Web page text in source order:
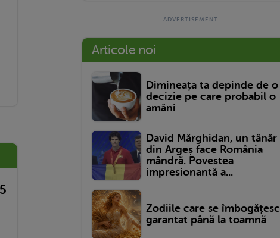
Articole noi
Dimineața ta depinde de o
decizie pe care probabil o
amâni
David Mărghidan, un tânăr
din Argeș face România
mândră. Povestea
impresionantă a...
Zodiile care se îmbogățesc
garantat până la toamnă